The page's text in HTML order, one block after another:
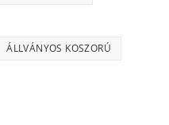
ÁLLVÁNYOS KOSZORÚ